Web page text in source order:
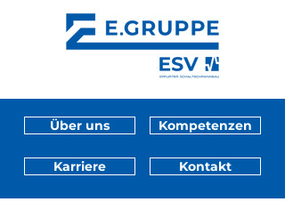
Über uns
Karriere
Kompetenzen
Kontakt